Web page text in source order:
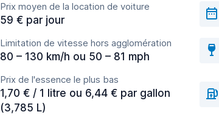
Prix moyen de la location de voiture
59 € par jour
Limitation de vitesse hors agglomération
80 – 130 km/h ou 50 – 81 mph
Prix de l'essence le plus bas
1,70 € / 1 litre ou 6,44 € par gallon
(3,785 L)